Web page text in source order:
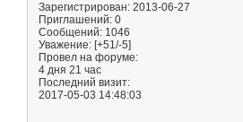
Зарегистрирован: 2013-06-27
Приглашений: 0
Сообщений: 1046
Уважение: [+51/-5]
Провел на форуме:
4 дня 21 час
Последний визит:
2017-05-03 14:48:03